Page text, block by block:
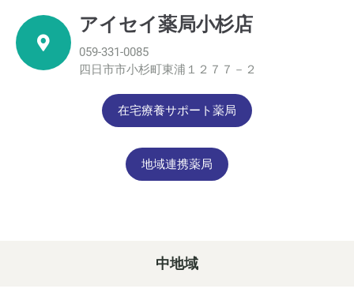
アイセイ薬局小杉店
059-331-0085
四日市市小杉町東浦１２７７－２
在宅療養サポート薬局
地域連携薬局
中地域